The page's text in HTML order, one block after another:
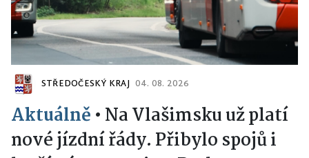
STŘEDOČESKÝ KRAJ 04. 08. 2026
Aktuálně • Na Vlašimsku už platí
nové jízdní řády. Přibylo spojů i